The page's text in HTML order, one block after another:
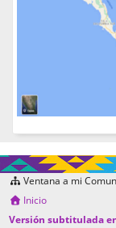
Ventana a mi
Inicio
Versión subtitulada